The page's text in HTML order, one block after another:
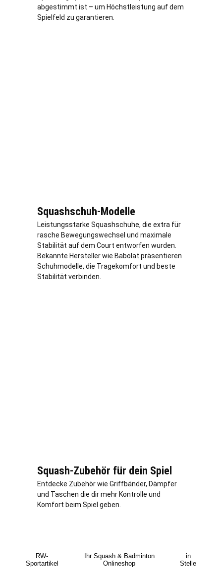
abgestimmt ist – um Höchstleistung auf dem
Spielfeld zu garantieren.
Squashschuh-Modelle
Leistungsstarke Squashschuhe, die extra für
rasche Bewegungswechsel und maximale
Stabilität auf dem Court entworfen wurden.
Bekannte Hersteller wie Babolat präsentieren
Schuhmodelle, die Tragekomfort und beste
Stabilität verbinden.
Squash-Zubehör für dein Spiel
Entdecke Zubehör wie Griffbänder, Dämpfer
und Taschen die dir mehr Kontrolle und
Komfort beim Spiel geben.
RW-
Sportartikel
Ihr Squash & Badminton
Onlineshop
in
Stelle